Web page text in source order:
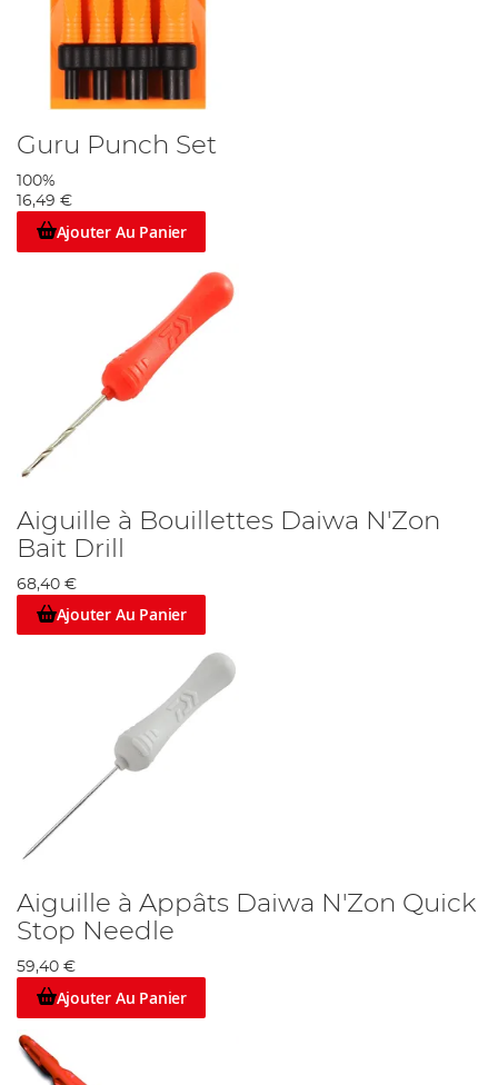
Guru Punch Set
100%
16,49 €
Ajouter Au Panier
Aiguille à Bouillettes Daiwa N'Zon
Bait Drill
68,40 €
Ajouter Au Panier
Aiguille à Appâts Daiwa N'Zon Quick
Stop Needle
59,40 €
Ajouter Au Panier